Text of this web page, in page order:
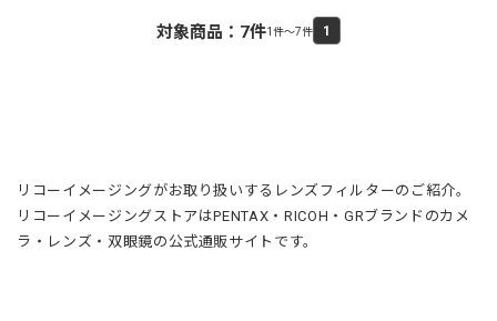
対象商品： 7件1件～7件 1
リコーイメージングがお取り扱いするレンズフィルターのご紹介。
リコーイメージングストアはPENTAX・RICOH・GRブランドのカメ
ラ・レンズ・双眼鏡の公式通販サイトです。